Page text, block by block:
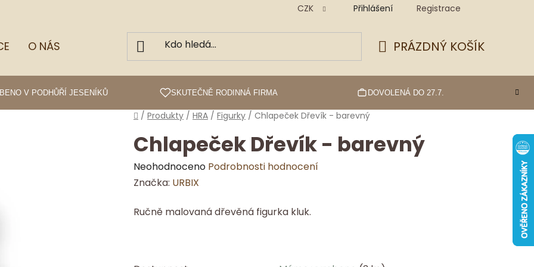
V PODHŮŘÍ JESENÍKŮ SKUTEČNĚ RODINNÁ FIRMA DOVOLENÁ DO 27.7.
CZK Přihlášení Registrace
O NÁS
KOŠÍK
PRÁZDNÝ KOŠÍK
Domů
/ Produkty / HRA / Figurky / Chlapeček Dřevík - barevný
Chlapeček Dřevík - barevný
Průměrné
hodnocení
je
5
Neohodnoceno Podrobnosti hodnocení
Značka: URBIX
Ručně malovaná dřevěná figurka kluk.